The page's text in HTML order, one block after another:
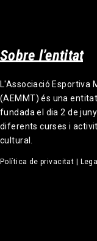
Sobre l’entitat
L'Associació Esportiva
(AEMMT) és una
fundada el dia 2 de
diferents curses i
cultural.
Política de privacitat Legal